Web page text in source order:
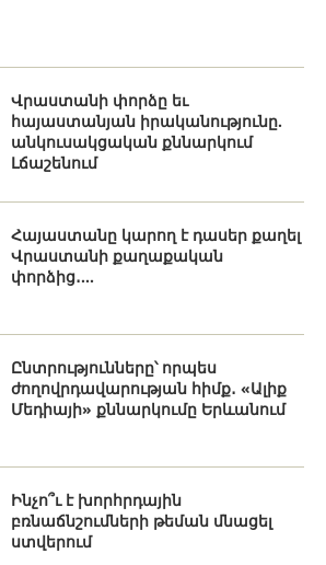
Վրաստանի փորձը եւ
հայաստանյան իրականությունը.
անկուսակցական քննարկում
Լճաշենում
Հայաստանը կարող է դասեր քաղել
Վրաստանի քաղաքական
փորձից․...
Ընտրությունները՝ որպես
ժողովրդավարության հիմք․ «Ալիք
Մեդիայի» քննարկումը Երևանում
Ինչո՞ւ է խորհրդային
բռնաճնշումների թեման մնացել
ստվերում